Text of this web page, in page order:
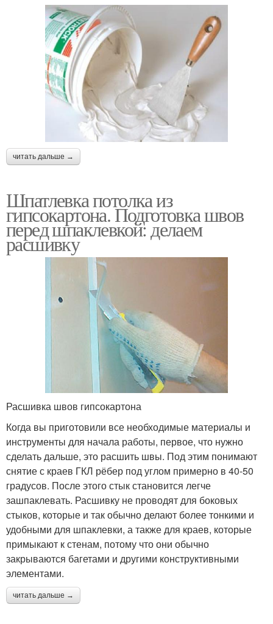
читать дальше →
Шпатлевка потолка из
гипсокартона. Подготовка швов
перед шпаклевкой: делаем
расшивку
Расшивка швов гипсокартона
Когда вы приготовили все необходимые материалы и
инструменты для начала работы, первое, что нужно
сделать дальше, это расшить швы. Под этим понимают
снятие с краев ГКЛ рёбер под углом примерно в 40-50
градусов. После этого стык становится легче
зашпаклевать. Расшивку не проводят для боковых
стыков, которые и так обычно делают более тонкими и
удобными для шпаклевки, а также для краев, которые
примыкают к стенам, потому что они обычно
закрываются багетами и другими конструктивными
элементами.
читать дальше →